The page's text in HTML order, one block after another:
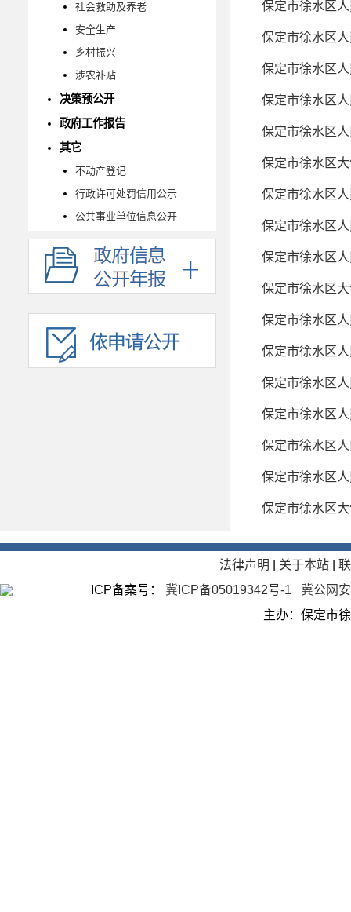
社会救助及养老
安全生产
乡村振兴
涉农补贴
决策预公开
政府工作报告
其它
不动产登记
行政许可处罚信用公示
公共事业单位信息公开
保定市徐水区
保定市徐水区
法律声明 关于本站 |
ICP备案号：
冀ICP备05019342号-1
冀公网
主办：保定市